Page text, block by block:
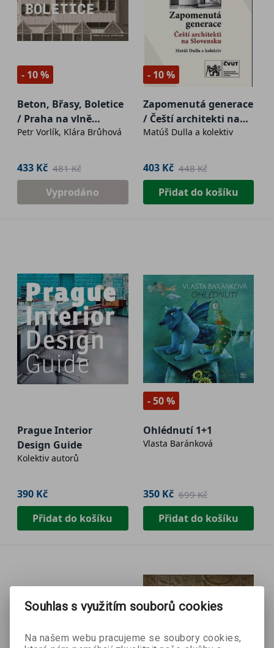
- 10 %
Beton, Břasy, Boletice
/ Praha na vlně
brutalismu
Petr Vorlík, Klára Brůhová
433 Kč 481 Kč
Vyprodáno
- 10 %
Zapomenutá generace
/ Čeští architekti na
Slovensku
Matúš Dulla a kolektiv
403 Kč 448 Kč
Přidat do košíku
Prague Interior
Design Guide
Kolektiv autorů
390 Kč
Přidat do košíku
- 50 %
Ohlédnutí 1+1
Vlasta Baránková
350 Kč 699 Kč
Přidat do košíku
Souhlas s využitím souborů cookies
Na našem webu pracujeme se soubory cookies,